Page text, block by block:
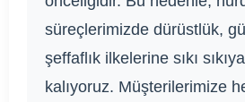
süreçlerimizde dürüstlük,
şeffaflık ilkelerine sıkı
kalıyoruz. Müşterilerimize